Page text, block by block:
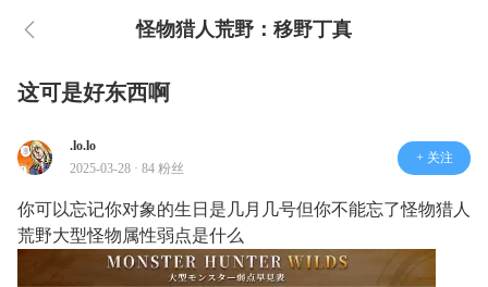
怪物猎人荒野：移野丁真
这可是好东西啊
.lo.lo
2025-03-28 · 84 粉丝
+ 关注
你可以忘记你对象的生日是几月几号但你不能忘了怪物猎人
荒野大型怪物属性弱点是什么